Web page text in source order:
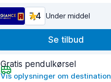
7,4 Under middel
Se tilbud
Gratis pendulkørsel
Vis oplysninger om destination